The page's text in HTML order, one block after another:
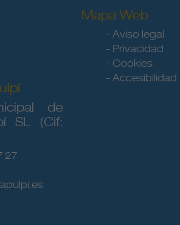
de
SL (Cif:
27
Mapa Web
- Aviso legal
- Privacidad
- Cookies
- Accesibilidad